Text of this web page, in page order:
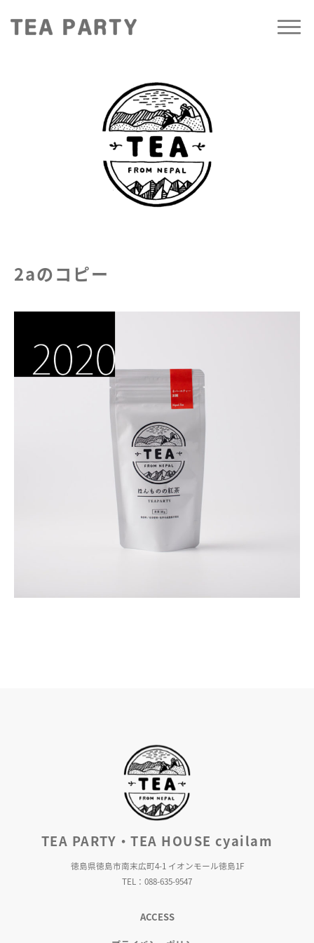
2aのコピー
TEA PARTY・TEA HOUSE cyailam
徳島県徳島市南末広町4-1 イオンモール徳島1F
TEL：088-635-9547
ACCESS